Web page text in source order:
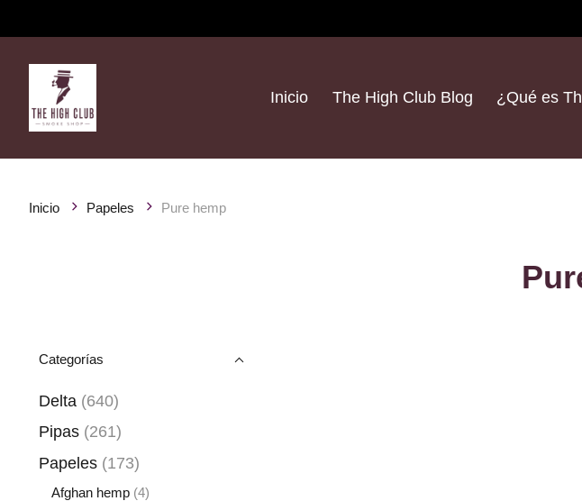
Inicio The High Club Blog ¿Qué es
Inicio Papeles Pure hemp
Categorías
Delta (640)
Pipas (261)
Papeles (173)
Afghan hemp (4)